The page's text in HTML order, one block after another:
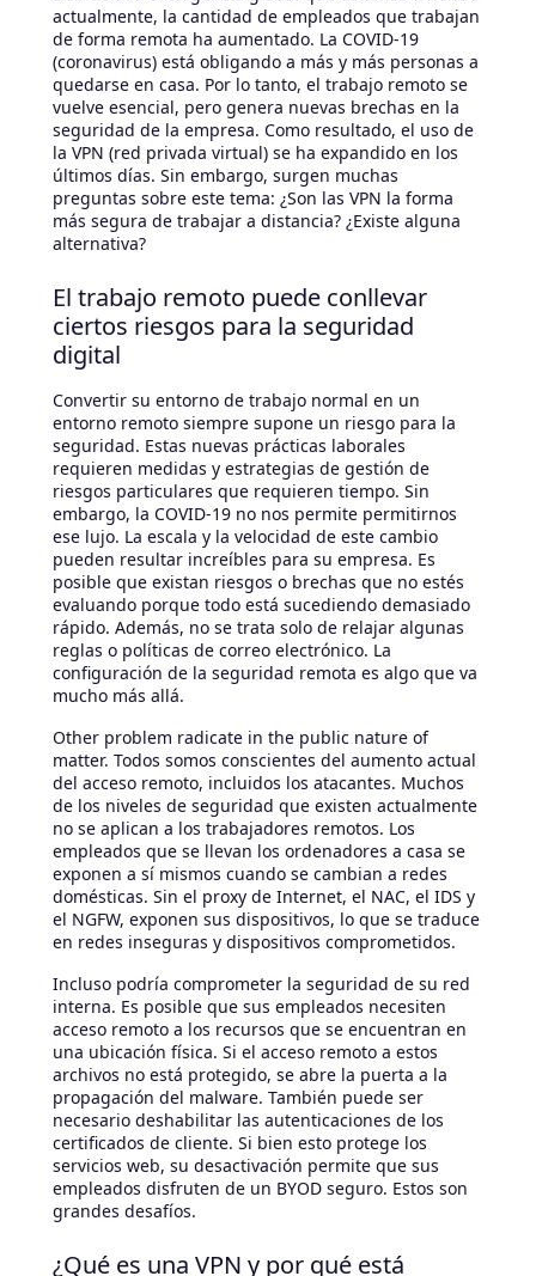
actualmente, la cantidad de empleados que trabajan
de forma remota ha aumentado. La COVID-19
(coronavirus) está obligando a más y más personas a
quedarse en casa. Por lo tanto, el trabajo remoto se
vuelve esencial, pero genera nuevas brechas en la
seguridad de la empresa. Como resultado, el uso de
la VPN (red privada virtual) se ha expandido en los
últimos días. Sin embargo, surgen muchas
preguntas sobre este tema: ¿Son las VPN la forma
más segura de trabajar a distancia? ¿Existe alguna
alternativa?
El trabajo remoto puede conllevar
ciertos riesgos para la seguridad
digital
Convertir su entorno de trabajo normal en un
entorno remoto siempre supone un riesgo para la
seguridad. Estas nuevas prácticas laborales
requieren medidas y estrategias de gestión de
riesgos particulares que requieren tiempo. Sin
embargo, la COVID-19 no nos permite permitirnos
ese lujo. La escala y la velocidad de este cambio
pueden resultar increíbles para su empresa. Es
posible que existan riesgos o brechas que no estés
evaluando porque todo está sucediendo demasiado
rápido. Además, no se trata solo de relajar algunas
reglas o políticas de correo electrónico. La
configuración de la seguridad remota es algo que va
mucho más allá.
Other problem radicate in the public nature of
matter. Todos somos conscientes del aumento actual
del acceso remoto, incluidos los atacantes. Muchos
de los niveles de seguridad que existen actualmente
no se aplican a los trabajadores remotos. Los
empleados que se llevan los ordenadores a casa se
exponen a sí mismos cuando se cambian a redes
domésticas. Sin el proxy de Internet, el NAC, el IDS y
el NGFW, exponen sus dispositivos, lo que se traduce
en redes inseguras y dispositivos comprometidos.
Incluso podría comprometer la seguridad de su red
interna. Es posible que sus empleados necesiten
acceso remoto a los recursos que se encuentran en
una ubicación física. Si el acceso remoto a estos
archivos no está protegido, se abre la puerta a la
propagación del malware. También puede ser
necesario deshabilitar las autenticaciones de los
certificados de cliente. Si bien esto protege los
servicios web, su desactivación permite que sus
empleados disfruten de un BYOD seguro. Estos son
grandes desafíos.
¿Qué es una VPN y por qué está